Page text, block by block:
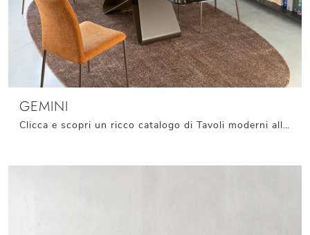
GEMINI
Clicca e scopri un ricco catalogo di Tavoli moderni allungabili da pranzo! Il modello Gemini di Connubia ti attende.